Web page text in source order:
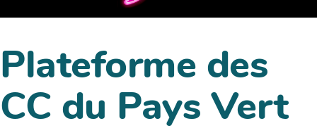
Plateforme des
CC du Pays Vert